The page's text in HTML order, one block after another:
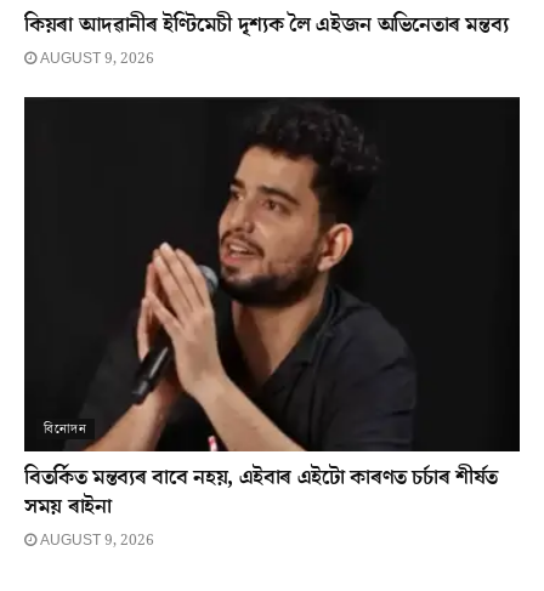
কিয়ৰা আদৱানীৰ ইণ্টিমেচী দৃশ্যক লৈ এইজন অভিনেতাৰ মন্তব্য
AUGUST 9, 2026
বিনোদন
বিতৰ্কিত মন্তব্যৰ বাবে নহয়, এইবাৰ এইটো কাৰণত চৰ্চাৰ শীৰ্ষত
সময় ৰাইনা
AUGUST 9, 2026